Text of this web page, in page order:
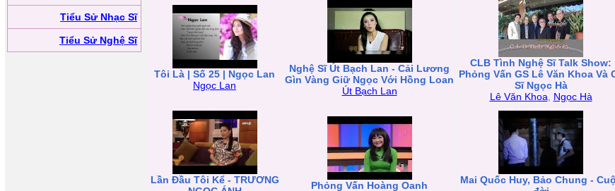
Tiểu Sử Nhạc Sĩ
Tiểu Sử Nghệ Sĩ
Tôi Là | Số 25 | Ngọc Lan
Ngọc Lan
Nghệ Sĩ Út Bạch Lan - Cải Lương
Gìn Vàng Giữ Ngọc Với Hồng Loan
Út Bạch Lan
CLB Tình Nghệ Sĩ Talk Show:
Phỏng Vấn GS Lê Văn Khoa Và
Sĩ Ngọc Hà
Lê Văn Khoa
Ngọc Hà
Lần Đầu Tôi Kể - TRƯƠNG
Phỏng Vấn Hoàng Oanh
Mai Quốc Huy, Bảo Chung -